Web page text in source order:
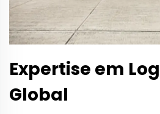
Expertise em
Global